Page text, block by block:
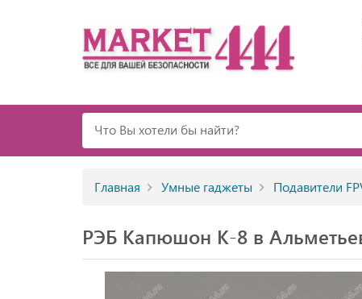
Главная Умные гаджеты Подавители
РЭБ Капюшон К-8 в